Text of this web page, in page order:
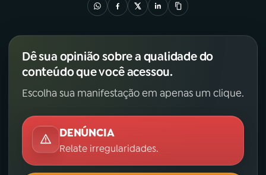
Dê sua opinião sobre a qualidade do
conteúdo que você acessou.
Escolha sua manifestação em apenas um clique.
DENÚNCIA
Relate irregularidades.